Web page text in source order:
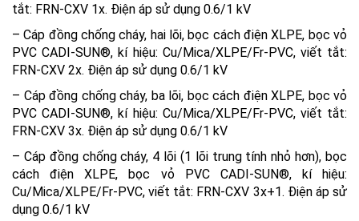
tắt: FRN-CXV 1x. Điện áp sử dụng 0.6/1 kV
– Cáp đồng chống cháy, hai lõi, bọc cách điện XLPE, bọc vỏ
PVC CADI-SUN®, kí hiệu: Cu/Mica/XLPE/Fr-PVC, viết tắt:
FRN-CXV 2x. Điện áp sử dụng 0.6/1 kV
– Cáp đồng chống cháy, ba lõi, bọc cách điện XLPE, bọc vỏ
PVC CADI-SUN®, kí hiệu: Cu/Mica/XLPE/Fr-PVC, viết tắt:
FRN-CXV 3x. Điện áp sử dụng 0.6/1 kV
– Cáp đồng chống cháy, 4 lõi (1 lõi trung tính nhỏ hơn), bọc
cách điện XLPE, bọc vỏ PVC CADI-SUN®, kí hiệu:
Cu/Mica/XLPE/Fr-PVC, viết tắt: FRN-CXV 3x+1. Điện áp sử
dụng 0.6/1 kV